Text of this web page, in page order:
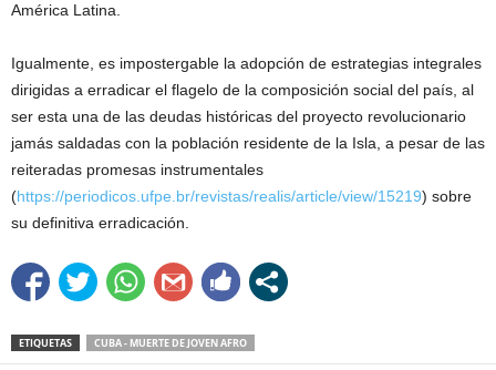
América Latina.
Igualmente, es impostergable la adopción de estrategias integrales
dirigidas a erradicar el flagelo de la composición social del país, al
ser esta una de las deudas históricas del proyecto revolucionario
jamás saldadas con la población residente de la Isla, a pesar de las
reiteradas promesas instrumentales
(https://periodicos.ufpe.br/revistas/realis/article/view/15219) sobre
su definitiva erradicación.
ETIQUETAS CUBA - MUERTE DE JOVEN AFRO